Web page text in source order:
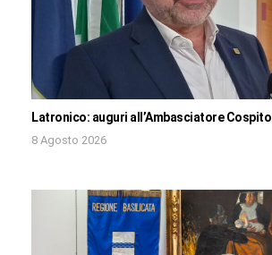
Latronico: auguri all’Ambasciatore Cospito
8 Agosto 2026